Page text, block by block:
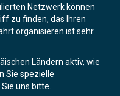
Netzwerk können
zu finden, das Ihren
organisieren ist sehr
Ländern aktiv, wie
Sie spezielle
uns bitte.